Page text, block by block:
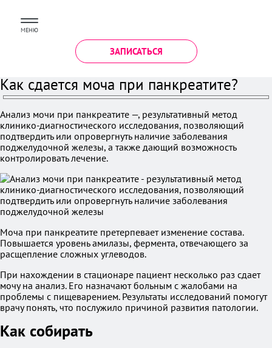
МЕНЮ
ЗАПИСАТЬСЯ
Как сдается моча при панкреатите?
Анализ мочи при панкреатите —, результативный метод
клинико-диагностического исследования, позволяющий
подтвердить или опровергнуть наличие заболевания
поджелудочной железы, а также дающий возможность
контролировать лечение.
Моча при панкреатите претерпевает изменение состава.
Повышается уровень амилазы, фермента, отвечающего за
расщепление сложных углеводов.
При нахождении в стационаре пациент несколько раз сдает
мочу на анализ. Его назначают больным с жалобами на
проблемы с пищеварением. Результаты исследований помогут
врачу понять, что послужило причиной развития патологии.
Как собирать